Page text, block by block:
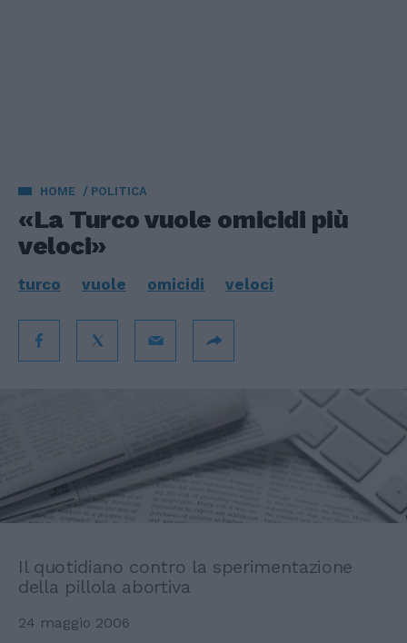
HOME POLITICA
«La Turco vuole omicidi più
veloci»
turco vuole omicidi veloci
Il quotidiano contro la sperimentazione
della pillola abortiva
24 maggio 2006